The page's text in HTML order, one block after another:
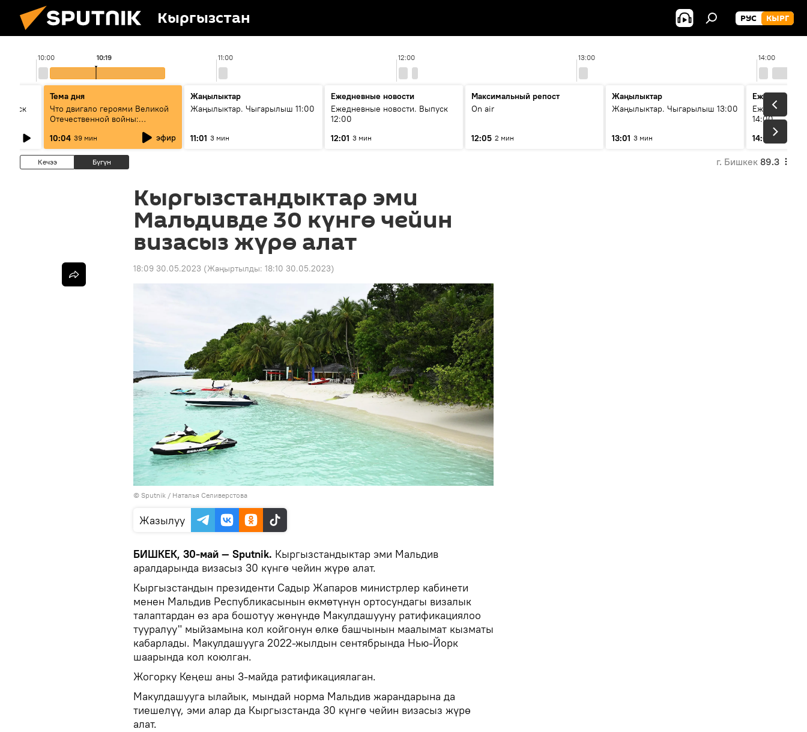
Кыргызстан РУС КЫРГ
10:00 11:00 12:00 13:00 14:00
10:19
Тема дня
Что двигало героями Великой
Отечественной войны:
Тулебердиева
10:04 39 мин эфир
Жаңылыктар
Жаңылыктар. Чыгарылыш 11:00
11:01 3 мин
Ежедневные новости
Ежедневные новости. Выпуск
12:00
12:01 3 мин
Максимальный репост
On air
12:05 2 мин
Жаңылыктар
Жаңылыктар. Чыгарылыш 13:00
13:01 3 мин
Ежедневные
Ежедневные
14:00
14:01
3 мин
Кечээ Бүгүн г. Бишкек 89.3
Кыргызстандыктар эми
Мальдивде 30 күнгө чейин
визасыз жүрө алат
18:09 30.05.2023 (Жаңыртылды: 18:10 30.05.2023)
© Sputnik / Наталья Селиверстова
Жазылуу
БИШКЕК, 30-май — Sputnik. Кыргызстандыктар эми Мальдив
аралдарында визасыз 30 күнгө чейин жүрө алат.
Кыргызстандын президенти Садыр Жапаров министрлер кабинети
менен Мальдив Республикасынын өкмөтүнүн ортосундагы визалык
талаптардан өз ара бошотуу жөнүндө Макулдашууну ратификациялоо
тууралуу" мыйзамына кол койгонун өлкө башчынын маалымат кызматы
кабарлады. Макулдашууга 2022-жылдын сентябрында Нью-Йорк
шаарында кол коюлган.
Жогорку Кеңеш аны 3-майда ратификациялаган.
Макулдашууга ылайык, мындай норма Мальдив жарандарына да
тиешелүү, эми алар да Кыргызстанда 30 күнгө чейин визасыз жүрө
алат.